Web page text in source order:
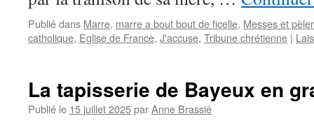
Publié dans Marre, marre a bout bout de ficelle, Messes et
catholique, Eglise de France, J'accuse, Tribune chrétienne |
La tapisserie de Bayeux en
Publié le 15 juillet 2025parAnne Brassié